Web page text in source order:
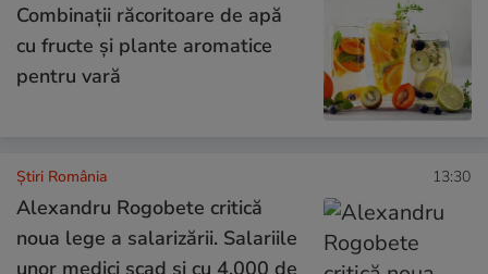
Combinaţii răcoritoare de apă
cu fructe şi plante aromatice
pentru vară
Știri România 13:30
Alexandru Rogobete critică
noua lege a salarizării. Salariile
unor medici scad și cu 4.000 de